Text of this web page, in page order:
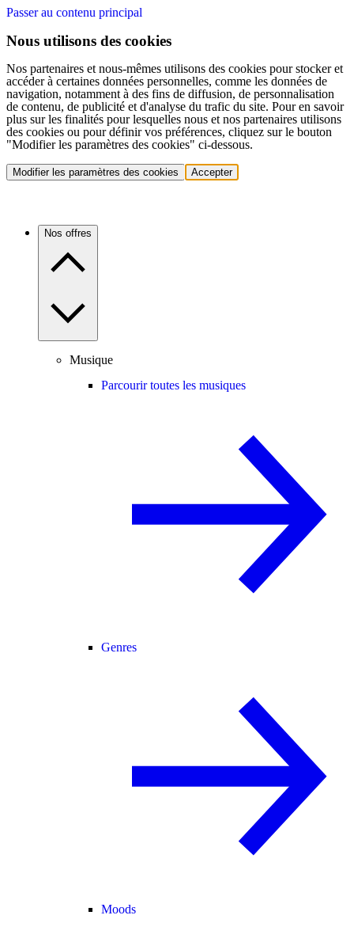
Passer au contenu principal
Nous utilisons des cookies
Nos partenaires et nous-mêmes utilisons des cookies pour stocker et
accéder à certaines données personnelles, comme les données de
navigation, notamment à des fins de diffusion, de personnalisation
de contenu, de publicité et d'analyse du trafic du site. Pour en savoir
plus sur les finalités pour lesquelles nous et nos partenaires utilisons
des cookies ou pour définir vos préférences, cliquez sur le bouton
"Modifier les paramètres des cookies" ci-dessous.
Modifier les paramètres des cookies Accepter
Nos offres
Musique
Parcourir toutes les musiques
Genres
Moods